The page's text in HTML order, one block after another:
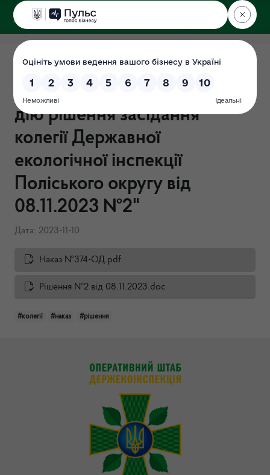
ДЕРЖЕКОІНСПЕКЦІЯ
Поліського округу
Наказ від 10.11.2023 року
№374-ОД "Про введення в
дію рішення засідання
колегії Державної
екологічної інспекції
Поліського округу від
08.11.2023 №2"
Дата: 2023-11-10
Наказ №374-ОД.pdf
Рішення №2 від 08.11.2023.doc
#колегії #наказ #рішення